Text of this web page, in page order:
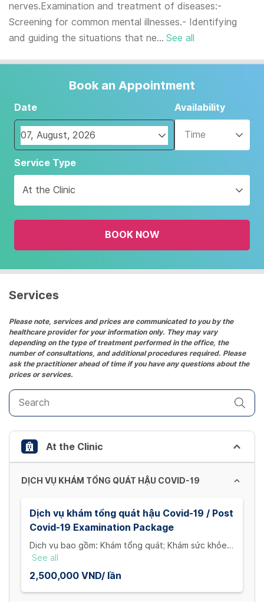
nerves.Examination and treatment of diseases:-
Screening for common mental illnesses.- Identifying
and guiding the situations that ne... See all
Book an Appointment
Date
Navigate
forward
interact
with
the
and
date.
the
question
mark
key
to
get
the
keyboard
shortcuts
for
changing
dates.
Availability
Time
Service Type
At the Clinic
BOOK NOW
Services
Please note, services and prices are communicated to you by the
healthcare provider for your information only. They may vary
depending on the type of treatment performed in the office, the
number of consultations, and additional procedures required. Please
ask the practitioner ahead of time if you have any questions about the
prices or services.
At the Clinic
DỊCH VỤ KHÁM TỔNG QUÁT HẬU COVID-19
Dịch vụ khám tổng quát hậu Covid-19 / Post
Covid-19 Examination Package
Dịch vụ bao gồm: Khám tổng quát; Khám sức khỏe
tâm thần kinh; Xét nghiệm: Công thức máu; CRP; VS;
chức năng thận, chức năng gan, D dimer; Siêu âm
Doppler TM sâu; và Xquang phổi; nhưng không bao
gồm CT phổi không cản quang. / Services include:
See all
2,500,000 VND/ lần